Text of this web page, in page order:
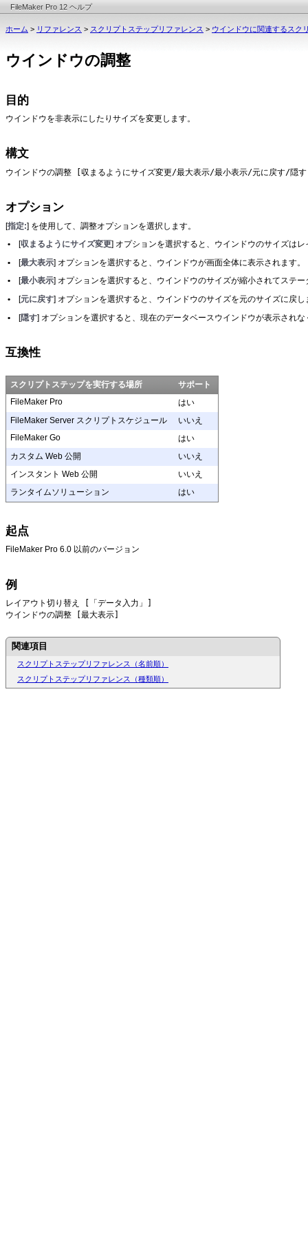
FileMaker Pro 12 ヘルプ
ホーム > リファレンス > スクリプトステップリファレンス > ウインドウに関連するスク
ウインドウの調整
目的
ウインドウを非表示にしたりサイズを変更します。
構文
ウインドウの調整 [収まるようにサイズ変更/最大表示/最小表示/元に戻す/隠
オプション
[指定:] を使用して、調整オプションを選択します。
•
[収まるようにサイズ変更] オプションを選択すると、ウインドウのサイズは
•
[最大表示] オプションを選択すると、ウインドウが画面全体に表示されます。
•
[最小表示] オプションを選択すると、ウインドウのサイズが縮小されてステ
•
[元に戻す] オプションを選択すると、ウインドウのサイズを元のサイズに戻し
•
[隠す] オプションを選択すると、現在のデータベースウインドウが表示され
互換性
スクリプトステップを実行する場所
サポート
FileMaker Pro
はい
FileMaker Server スクリプトスケジュール
いいえ
FileMaker Go
はい
カスタム Web 公開
いいえ
インスタント Web 公開
いいえ
ランタイムソリューション
はい
起点
FileMaker Pro 6.0 以前のバージョン
例
レイアウト切り替え [「データ入力」]
ウインドウの調整 [最大表示]
関連項目
スクリプトステップリファレンス（名前順）
スクリプトステップリファレンス（種類順）